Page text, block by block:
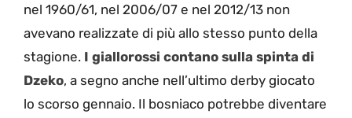
nel 1960/61, nel 2006/07 e nel 2012/13 non
avevano realizzate di più allo stesso punto della
stagione. I giallorossi contano sulla spinta di
Dzeko, a segno anche nell’ultimo derby giocato
lo scorso gennaio. Il bosniaco potrebbe diventare